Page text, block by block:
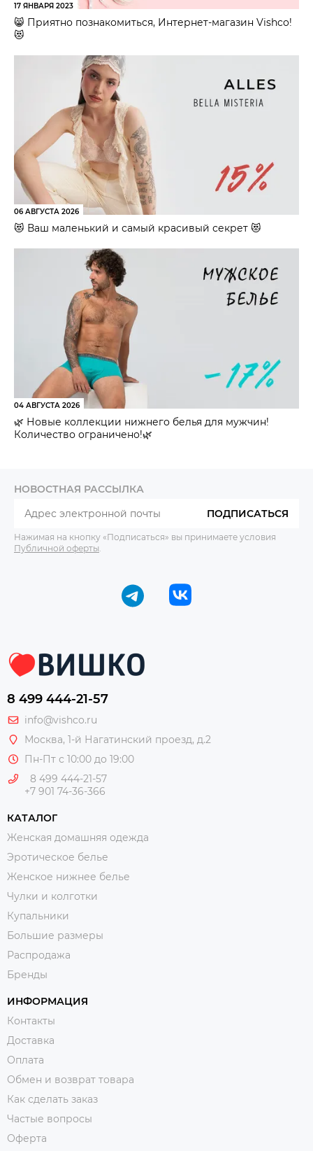
17 ЯНВАРЯ 2023
😸 Приятно познакомиться, Интернет-магазин Vishco!
😻
06 АВГУСТА 2026
😻 Ваш маленький и самый красивый секрет 😻
04 АВГУСТА 2026
🌿 Новые коллекции нижнего белья для мужчин!
Количество ограничено!🌿
НОВОСТНАЯ РАССЫЛКА
ПОДПИСАТЬСЯ
Нажимая на кнопку «Подписаться» вы принимаете условия
Публичной оферты
8 499 444-21-57
info@vishco.ru
Москва, 1-й Нагатинский проезд, д.2
Пн-Пт с 10:00 до 19:00
8 499 444-21-57
+7 901 74-36-366
КАТАЛОГ
Женская домашняя одежда
Эротическое белье
Женское нижнее белье
Чулки и колготки
Купальники
Большие размеры
Распродажа
Бренды
ИНФОРМАЦИЯ
Контакты
Доставка
Оплата
Обмен и возврат товара
Как сделать заказ
Частые вопросы
Оферта